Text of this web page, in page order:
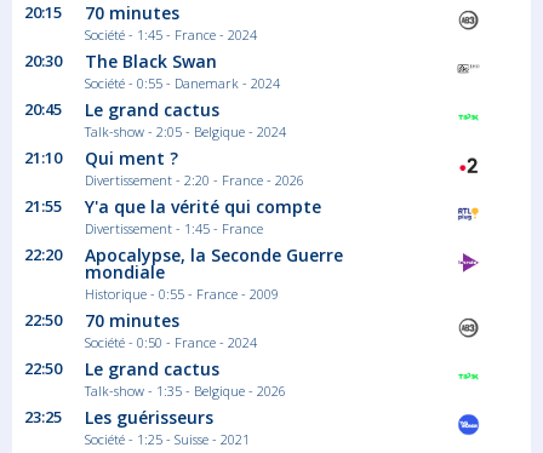
20:15 70 minutes
Société - 1:45 - France - 2024
20:30 The Black Swan
Société - 0:55 - Danemark - 2024
20:45 Le grand cactus
Talk-show - 2:05 - Belgique - 2024
21:10 Qui ment ?
Divertissement - 2:20 - France - 2026
21:55 Y'a que la vérité qui compte
Divertissement - 1:45 - France
22:20 Apocalypse, la Seconde Guerre
mondiale
Historique - 0:55 - France - 2009
22:50 70 minutes
Société - 0:50 - France - 2024
22:50 Le grand cactus
Talk-show - 1:35 - Belgique - 2026
23:25 Les guérisseurs
Société - 1:25 - Suisse - 2021